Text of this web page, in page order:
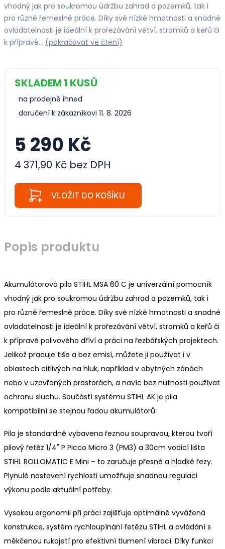
vhodný jak pro soukromou údržbu zahrad a pozemků, tak i
pro různé řemeslné práce. Díky své nízké hmotnosti a snadné
ovladatelnosti je ideální k prořezávání větví, stromků a keřů či
k přípravě… (pokračovat ve čtení)
SKLADEM 1 KUSŮ
na prodejně ihned
doručení k zákazníkovi 11. 8. 2026
5 290 Kč
4 371,90 Kč bez DPH
VLOŽIT DO KOŠÍKU
Popis produktu
Akumulátorová pila STIHL MSA 60 C je univerzální pomocník
vhodný jak pro soukromou údržbu zahrad a pozemků, tak i
pro různé řemeslné práce. Díky své nízké hmotnosti a snadné
ovladatelnosti je ideální k prořezávání větví, stromků a keřů či
k přípravě palivového dříví a práci na řezbářských projektech.
Jelikož pracuje tiše a bez emisí, můžete ji používat i v
oblastech citlivých na hluk, například v obytných zónách
nebo v uzavřených prostorách, a navíc bez nutnosti používat
ochranu sluchu. Součástí systému STIHL AK je pila
kompatibilní se stejnou řadou akumulátorů.
Pila je standardně vybavena řeznou soupravou, kterou tvoří
pilový řetěz 1/4" P Picco Micro 3 (PM3) a 30cm vodicí lišta
STIHL ROLLOMATIC E Mini – to zaručuje přesné a hladké řezy.
Plynulé nastavení rychlosti umožňuje snadnou regulaci
výkonu podle aktuální potřeby.
Vysokou ergonomii při práci zajišťuje optimálně vyvážená
konstrukce, systém rychloupínání řetězu STIHL a ovládání s
měkčenou rukojetí pro efektivní tlumení vibrací. Díky funkci